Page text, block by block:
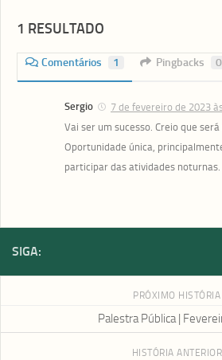
1 RESULTADO
Comentários 1 Pingbacks 0
Sergio
7 de fevereiro de 2023
Vai ser um sucesso. Creio que
Oportunidade única,
participar das atividades noturnas.
SIGA:
PRÓXIMO HISTÓRIA
Palestra Pública |
HISTÓRIA ANTERIOR